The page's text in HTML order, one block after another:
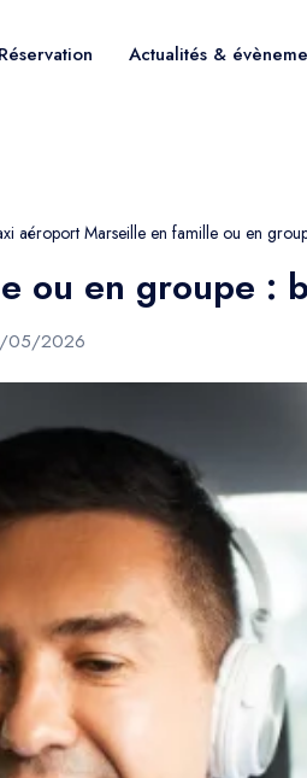
Réservation Actualités &
aéroport Marseille en famille ou en
ou en groupe :
05/2026